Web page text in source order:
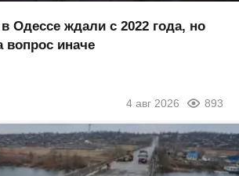
Одессе ждали с 2022 года, но
вопрос иначе
4 авг 2026 893